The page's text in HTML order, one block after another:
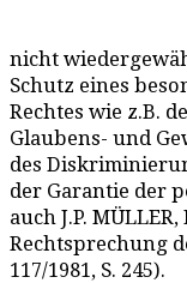
nicht
Schutz eines
Rechtes wie z.B.
Glaubens- und
des
der Garantie der
auch J.P.
Rechtsprechung
117/1981, S. 245).